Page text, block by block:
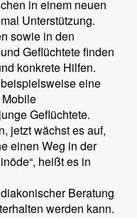
in einem neuen
Unterstützung.
sowie in den
Geflüchtete finden
konkrete Hilfen.
eine
Geflüchtete.
jetzt wächst es auf,
einen Weg in der
heißt es in
Beratung
werden kann.